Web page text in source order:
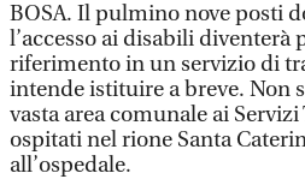
BOSA. Il pulmino nove posti
l’accesso ai disabili diventerà
riferimento in un servizio di
intende istituire a breve. Non
vasta area comunale ai
ospitati nel rione Santa
all’ospedale.